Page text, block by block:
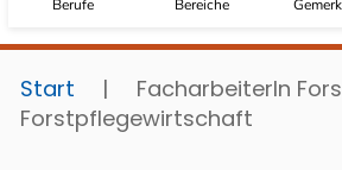
Berufe Bereiche
Start |
FacharbeiterIn
Forstpflegewirtschaft